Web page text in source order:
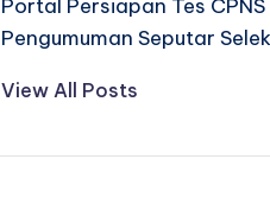
Portal Persiapan Tes
Pengumuman Seputar
View All Posts